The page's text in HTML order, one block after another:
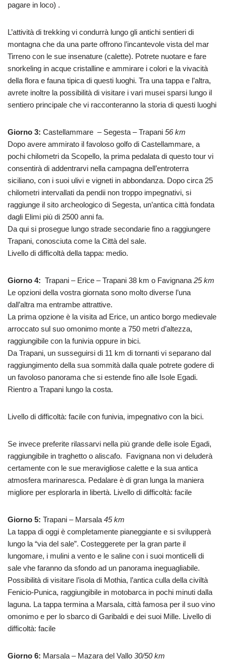
pagare in loco) .
L’attività di trekking vi condurrà lungo gli antichi sentieri di
montagna che da una parte offrono l’incantevole vista del mar
Tirreno con le sue insenature (calette). Potrete nuotare e fare
snorkeling in acque cristalline e ammirare i colori e la vivacità
della flora e fauna tipica di questi luoghi. Tra una tappa e l’altra,
avrete inoltre la possibilità di visitare i vari musei sparsi lungo il
sentiero principale che vi racconteranno la storia di questi luoghi
Giorno 3: Castellammare – Segesta – Trapani 56 km
Dopo avere ammirato il favoloso golfo di Castellammare, a
pochi chilometri da Scopello, la prima pedalata di questo tour vi
consentirà di addentrarvi nella campagna dell’entroterra
siciliano, con i suoi ulivi e vigneti in abbondanza. Dopo circa 25
chilometri intervallati da pendii non troppo impegnativi, si
raggiunge il sito archeologico di Segesta, un’antica città fondata
dagli Elimi più di 2500 anni fa.
Da qui si prosegue lungo strade secondarie fino a raggiungere
Trapani, conosciuta come la Città del sale.
Livello di difficoltà della tappa: medio.
Giorno 4: Trapani – Erice – Trapani 38 km o Favignana25 km
Le opzioni della vostra giornata sono molto diverse l’una
dall’altra ma entrambe attrattive.
La prima opzione è la visita ad Erice, un antico borgo medievale
arroccato sul suo omonimo monte a 750 metri d’altezza,
raggiungibile con la funivia oppure in bici.
Da Trapani, un susseguirsi di 11 km di tornanti vi separano dal
raggiungimento della sua sommità dalla quale potrete godere di
un favoloso panorama che si estende fino alle Isole Egadi.
Rientro a Trapani lungo la costa.
Livello di difficoltà: facile con funivia, impegnativo con la bici.
Se invece preferite rilassarvi nella più grande delle isole Egadi,
raggiungibile in traghetto o aliscafo. Favignana non vi deluderà
certamente con le sue meravigliose calette e la sua antica
atmosfera marinaresca. Pedalare è di gran lunga la maniera
migliore per esplorarla in libertà. Livello di difficoltà: facile
Giorno 5: Trapani – Marsala45 km
La tappa di oggi è completamente pianeggiante e si svilupperà
lungo la “via del sale”. Costeggerete per la gran parte il
lungomare, i mulini a vento e le saline con i suoi monticelli di
sale vhe faranno da sfondo ad un panorama ineguagliabile.
Possibilità di visitare l’isola di Mothia, l’antica culla della civiltà
Fenicio-Punica, raggiungibile in motobarca in pochi minuti dalla
laguna. La tappa termina a Marsala, città famosa per il suo vino
omonimo e per lo sbarco di Garibaldi e dei suoi Mille. Livello di
difficoltà: facile
Giorno 6: Marsala – Mazara del Vallo 30/50 km